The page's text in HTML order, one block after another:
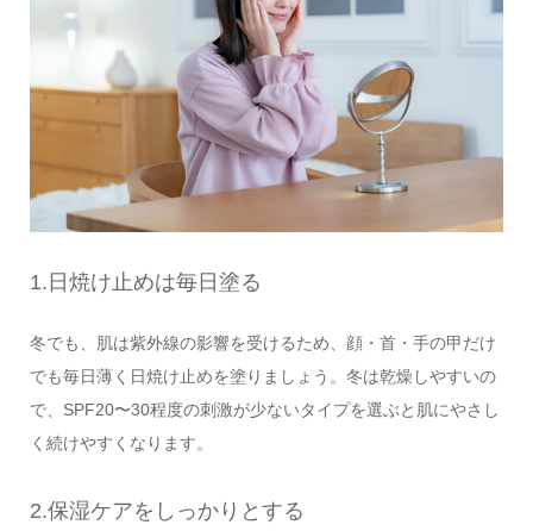
1.日焼け止めは毎日塗る
冬でも、肌は紫外線の影響を受けるため、顔・首・手の甲だけ
でも毎日薄く日焼け止めを塗りましょう。冬は乾燥しやすいの
で、SPF20〜30程度の刺激が少ないタイプを選ぶと肌にやさし
く続けやすくなります。
2.保湿ケアをしっかりとする